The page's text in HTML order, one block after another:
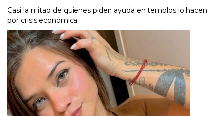
Casi la mitad de quienes piden ayuda en templos lo hacen
por crisis económica